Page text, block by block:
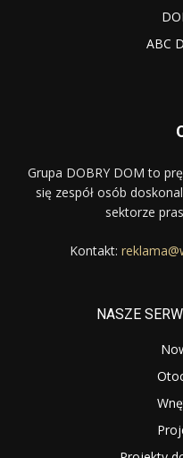
ABC
Grupa DOBRY DOM to
się zespół osób
sektorze
Kontakt:
NASZE